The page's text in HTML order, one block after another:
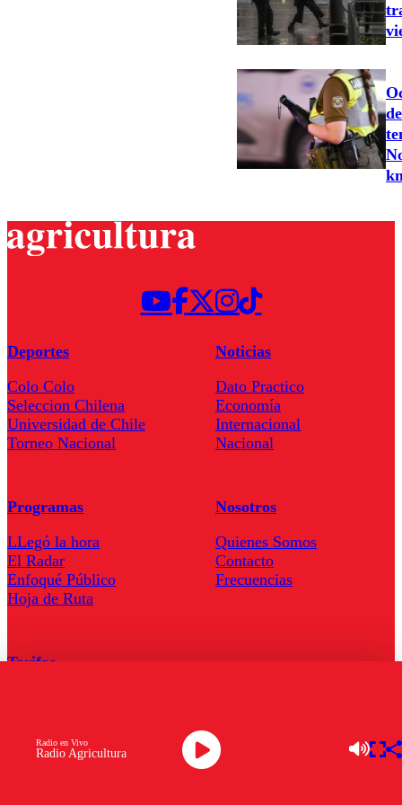
Radio Agricultura
Radio en Vivo
Deportes
Colo Colo
Seleccion Chilena
Universidad de Chile
Torneo Nacional
Noticias
Dato Practico
Economía
Internacional
Nacional
Programas
LLegó la hora
El Radar
Enfoqué Público
Hoja de Ruta
Nosotros
Quienes Somos
Contacto
Frecuencias
Tarifas